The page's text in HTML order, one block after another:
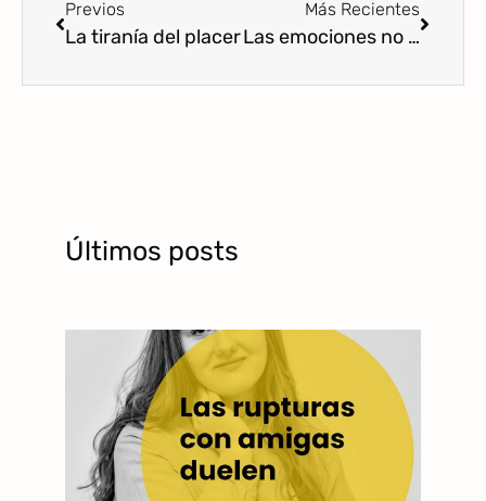
Previos
La tiranía del placer
Más Recientes
Las emociones no son etiquetas que nos definen
Últimos posts